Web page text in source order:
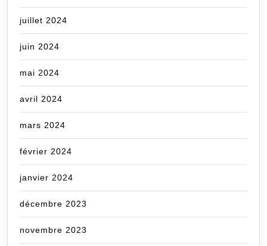
juillet 2024
juin 2024
mai 2024
avril 2024
mars 2024
février 2024
janvier 2024
décembre 2023
novembre 2023